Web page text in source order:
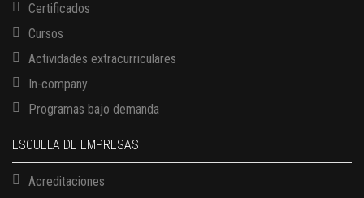
Certificados
Cursos
Actividades extracurriculares
In-company
Programas bajo demanda
ESCUELA DE EMPRESAS
Acreditaciones